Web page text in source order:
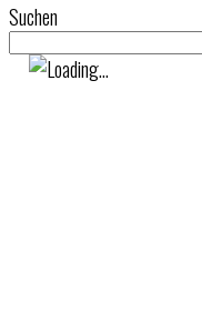
Suchen